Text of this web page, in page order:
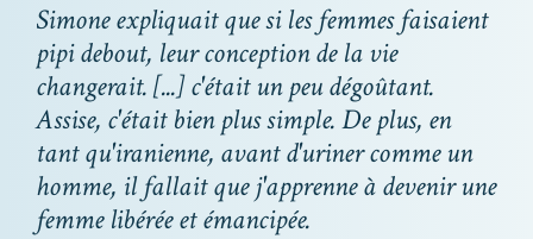
Simone expliquait que si les femmes faisaient
pipi debout, leur conception de la vie
changerait. [...] c'était un peu dégoûtant.
Assise, c'était bien plus simple. De plus, en
tant qu'iranienne, avant d'uriner comme un
homme, il fallait que j'apprenne à devenir une
femme libérée et émancipée.